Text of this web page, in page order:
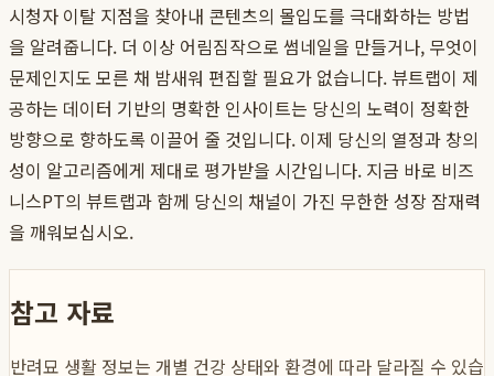
시청자 이탈 지점을 찾아내 콘텐츠의 몰입도를 극대화하는 방법
을 알려줍니다. 더 이상 어림짐작으로 썸네일을 만들거나, 무엇이
문제인지도 모른 채 밤새워 편집할 필요가 없습니다. 뷰트랩이 제
공하는 데이터 기반의 명확한 인사이트는 당신의 노력이 정확한
방향으로 향하도록 이끌어 줄 것입니다. 이제 당신의 열정과 창의
성이 알고리즘에게 제대로 평가받을 시간입니다. 지금 바로 비즈
니스PT의 뷰트랩과 함께 당신의 채널이 가진 무한한 성장 잠재력
을 깨워보십시오.
참고 자료
반려묘 생활 정보는 개별 건강 상태와 환경에 따라 달라질 수 있습